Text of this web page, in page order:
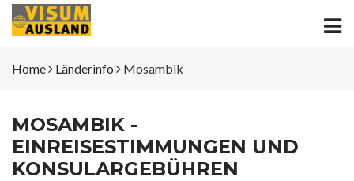
Home Länderinfo Mosambik
MOSAMBIK -
EINREISESTIMMUNGEN UND
KONSULARGEBÜHREN